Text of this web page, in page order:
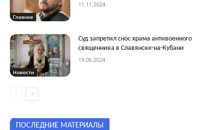
Главное
11.11.2024
Новости
Суд запретил снос храма антивоенного
священника в Славянске-на-Кубани
19.06.2024
ПОСЛЕДНИЕ МАТЕРИАЛЫ